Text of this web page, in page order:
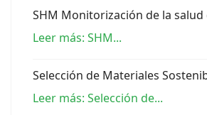
SHM Monitorización de la
Leer más: SHM...
Selección de Materiales
Leer más: Selección de...